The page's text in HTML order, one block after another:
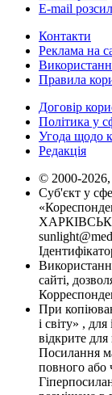
E-mail
Контакти
Реклама на
Правила
Договір
Політика у
Угода щодо
Редакція
© 2000-2026,
Суб'єкт у
сайті,
При
і світу» ,
відкрите
Посилання
повного або